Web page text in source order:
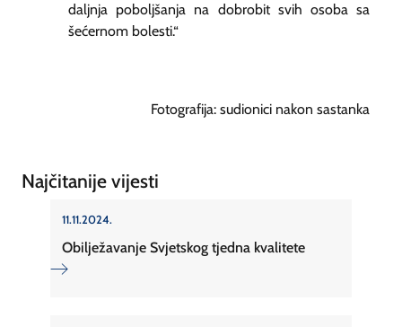
daljnja poboljšanja na dobrobit svih osoba sa
šećernom bolesti.“
Fotografija: sudionici nakon sastanka
Najčitanije vijesti
11.11.2024.
Obilježavanje Svjetskog tjedna kvalitete